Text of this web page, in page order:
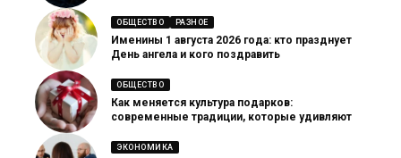
ОБЩЕСТВО РАЗНОЕ
Именины 1 августа 2026 года: кто празднует
День ангела и кого поздравить
ОБЩЕСТВО
Как меняется культура подарков:
современные традиции, которые удивляют
ЭКОНОМИКА